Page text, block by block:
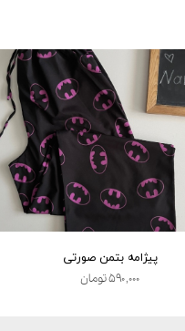
پیژامه بتمن صورتی
۵۹۰,۰۰۰ تومان